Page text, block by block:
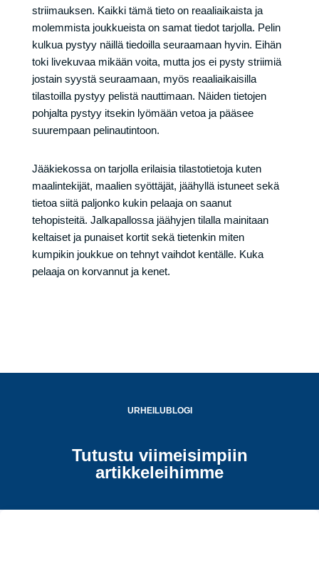
striimauksen. Kaikki tämä tieto on reaaliaikaista ja
molemmista joukkueista on samat tiedot tarjolla. Pelin
kulkua pystyy näillä tiedoilla seuraamaan hyvin. Eihän
toki livekuvaa mikään voita, mutta jos ei pysty striimiä
jostain syystä seuraamaan, myös reaaliaikaisilla
tilastoilla pystyy pelistä nauttimaan. Näiden tietojen
pohjalta pystyy itsekin lyömään vetoa ja pääsee
suurempaan pelinautintoon.
Jääkiekossa on tarjolla erilaisia tilastotietoja kuten
maalintekijät, maalien syöttäjät, jäähyllä istuneet sekä
tietoa siitä paljonko kukin pelaaja on saanut
tehopisteitä. Jalkapallossa jäähyjen tilalla mainitaan
keltaiset ja punaiset kortit sekä tietenkin miten
kumpikin joukkue on tehnyt vaihdot kentälle. Kuka
pelaaja on korvannut ja kenet.
URHEILUBLOGI
Tutustu viimeisimpiin
artikkeleihimme